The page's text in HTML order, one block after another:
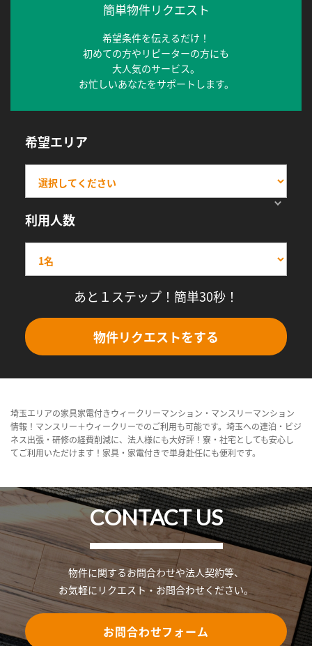
簡単物件リクエスト
希望条件を伝えるだけ！
初めての方やリピーターの方にも
大人気のサービス。
お忙しいあなたをサポートします。
希望エリア
利用人数
あと１ステップ！簡単30秒！
物件リクエストをする
埼玉エリアの家具家電付きウィークリーマンション・マンスリーマンション
情報！マンスリー＋ウィークリーでのご利用も可能です。埼玉への連泊・ビジ
ネス出張・研修の経費削減に、法人様にも大好評！寮・社宅としても安心し
てご利用いただけます！家具・家電付きで単身赴任にも便利です。
CONTACT US
物件に関するお問合わせや法人契約等、
お気軽にリクエスト・お問合わせください。
お問合わせフォーム